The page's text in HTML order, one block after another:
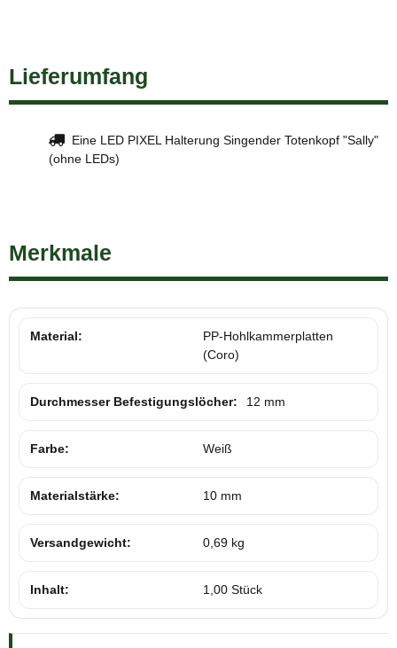
Lieferumfang
Eine LED PIXEL Halterung Singender Totenkopf "Sally"
(ohne LEDs)
Merkmale
Material:
PP-Hohlkammerplatten
(Coro)
Durchmesser Befestigungslöcher: 12 mm
Farbe: Weiß
Materialstärke: 10 mm
Versandgewicht: 0,69 kg
Inhalt: 1,00 Stück